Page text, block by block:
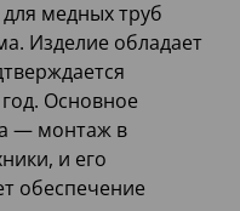
медных труб
Изделие обладает
Основное
— монтаж в
и его
обеспечение